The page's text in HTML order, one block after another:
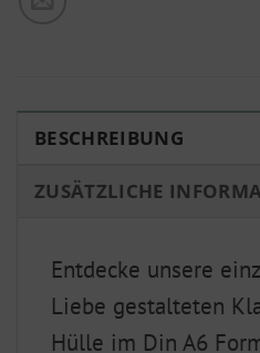
BESCHREIBUNG
ZUSÄTZLICHE
Entdecke unsere
Liebe gestalteten
Hülle im Din A6